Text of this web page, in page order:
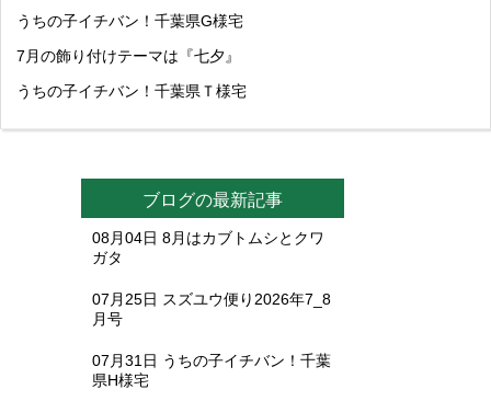
うちの子イチバン！千葉県G様宅
7月の飾り付けテーマは『七夕』
うちの子イチバン！千葉県Ｔ様宅
ブログの最新記事
08月04日 8月はカブトムシとクワ
ガタ
07月25日 スズユウ便り2026年7_8
月号
07月31日 うちの子イチバン！千葉
県H様宅